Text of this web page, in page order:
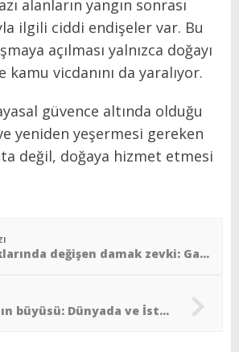
alanların yangın sonrası
ilgili ciddi endişeler var. Bu
açılması yalnızca doğayı
vicdanını da yaralıyor.
güvence altında olduğu
yeniden yeşermesi gereken
değil, doğaya hizmet etmesi
Yaz sıcaklarında değişen damak zevki: Gastronomi dünyasında mevsimsel canlanma
Yaz akşamlarının büyüsü: Dünyada ve İstanbul´da sanat, müzik ve açık hava keyfi